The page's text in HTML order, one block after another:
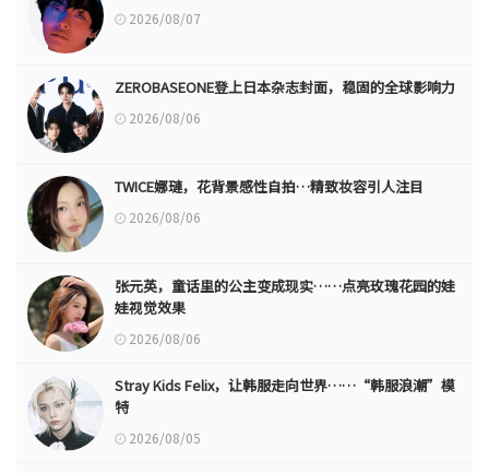
2026/08/07
ZEROBASEONE登上日本杂志封面，稳固的全球影响力
2026/08/06
TWICE娜璉，花背景感性自拍…精致妆容引人注目
2026/08/06
张元英，童话里的公主变成现实……点亮玫瑰花园的娃
娃视觉效果
2026/08/06
Stray Kids Felix，让韩服走向世界……“韩服浪潮”模
特
2026/08/05